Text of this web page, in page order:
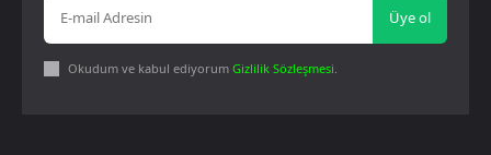
Üye ol
Okudum ve kabul ediyorum Gizlilik Sözleşmesi.